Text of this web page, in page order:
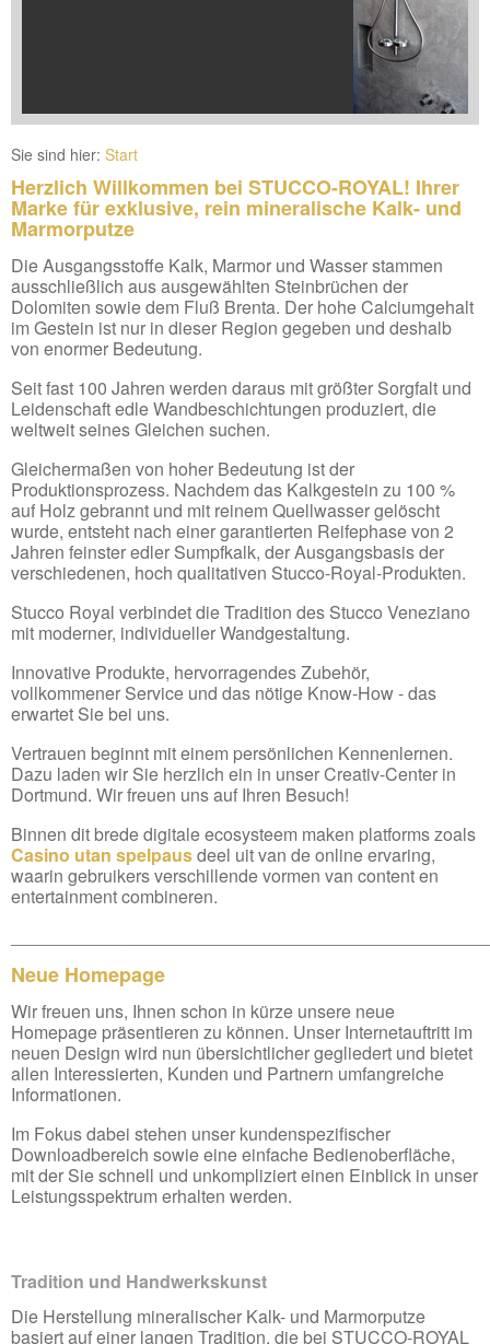
Sie sind hier: Start
Herzlich Willkommen bei STUCCO-ROYAL! Ihrer
Marke für exklusive, rein mineralische Kalk- und
Marmorputze
Die Ausgangsstoffe Kalk, Marmor und Wasser stammen
ausschließlich aus ausgewählten Steinbrüchen der
Dolomiten sowie dem Fluß Brenta. Der hohe Calciumgehalt
im Gestein ist nur in dieser Region gegeben und deshalb
von enormer Bedeutung.
Seit fast 100 Jahren werden daraus mit größter Sorgfalt und
Leidenschaft edle Wandbeschichtungen produziert, die
weltweit seines Gleichen suchen.
Gleichermaßen von hoher Bedeutung ist der
Produktionsprozess. Nachdem das Kalkgestein zu 100 %
auf Holz gebrannt und mit reinem Quellwasser gelöscht
wurde, entsteht nach einer garantierten Reifephase von 2
Jahren feinster edler Sumpfkalk, der Ausgangsbasis der
verschiedenen, hoch qualitativen Stucco-Royal-Produkten.
Stucco Royal verbindet die Tradition des Stucco Veneziano
mit moderner, individueller Wandgestaltung.
Innovative Produkte, hervorragendes Zubehör,
vollkommener Service und das nötige Know-How - das
erwartet Sie bei uns.
Vertrauen beginnt mit einem persönlichen Kennenlernen.
Dazu laden wir Sie herzlich ein in unser Creativ-Center in
Dortmund. Wir freuen uns auf Ihren Besuch!
Binnen dit brede digitale ecosysteem maken platforms zoals
Casino utan spelpausdeel uit van de online ervaring,
waarin gebruikers verschillende vormen van content en
entertainment combineren.
Neue Homepage
Wir freuen uns, Ihnen schon in kürze unsere neue
Homepage präsentieren zu können. Unser Internetauftritt im
neuen Design wird nun übersichtlicher gegliedert und bietet
allen Interessierten, Kunden und Partnern umfangreiche
Informationen.
Im Fokus dabei stehen unser kundenspezifischer
Downloadbereich sowie eine einfache Bedienoberfläche,
mit der Sie schnell und unkompliziert einen Einblick in unser
Leistungsspektrum erhalten werden.
Tradition und Handwerkskunst
Die Herstellung mineralischer Kalk- und Marmorputze
basiert auf einer langen Tradition, die bei STUCCO-ROYAL